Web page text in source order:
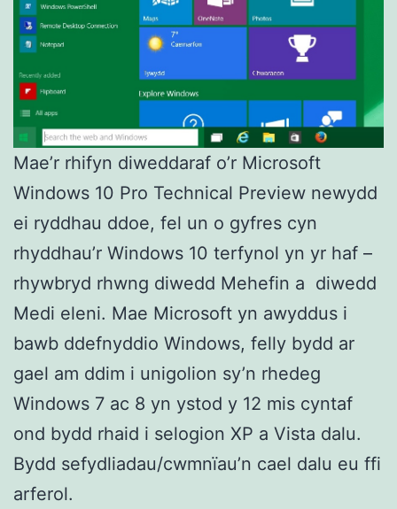
Mae’r rhifyn diweddaraf o’r Microsoft
Windows 10 Pro Technical Preview newydd
ei ryddhau ddoe, fel un o gyfres cyn
rhyddhau’r Windows 10 terfynol yn yr haf –
rhywbryd rhwng diwedd Mehefin a diwedd
Medi eleni. Mae Microsoft yn awyddus i
bawb ddefnyddio Windows, felly bydd ar
gael am ddim i unigolion sy’n rhedeg
Windows 7 ac 8 yn ystod y 12 mis cyntaf
ond bydd rhaid i selogion XP a Vista dalu.
Bydd sefydliadau/cwmnïau’n cael dalu eu ffi
arferol.